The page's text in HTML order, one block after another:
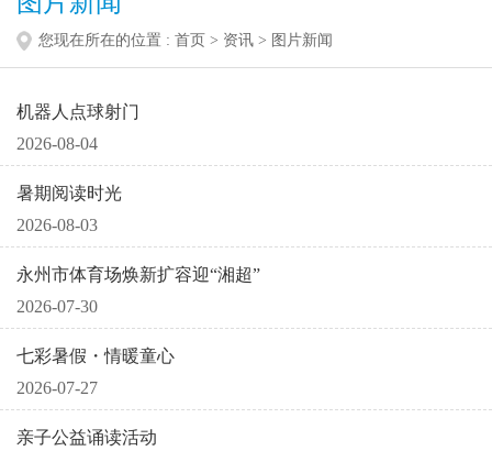
您现在所在的位置 : 首页 > 资讯 > 图片新闻
机器人点球射门
2026-08-04
暑期阅读时光
2026-08-03
永州市体育场焕新扩容迎“湘超”
2026-07-30
七彩暑假・情暖童心
2026-07-27
亲子公益诵读活动